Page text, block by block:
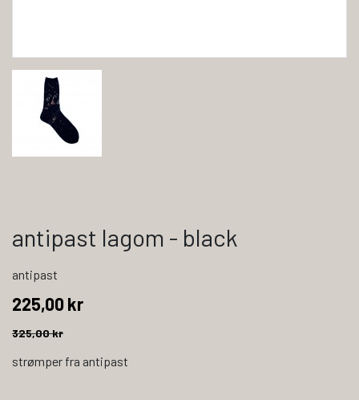
antipast lagom - black
antipast
225,00 kr
325,00 kr
strømper fra antipast